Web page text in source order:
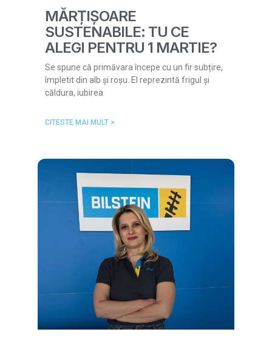
MĂRȚIȘOARE
SUSTENABILE: TU CE
ALEGI PENTRU 1 MARTIE?
Se spune că primăvara începe cu un fir subțire,
împletit din alb și roșu. El reprezintă frigul și
căldura, iubirea
CITESTE MAI MULT >